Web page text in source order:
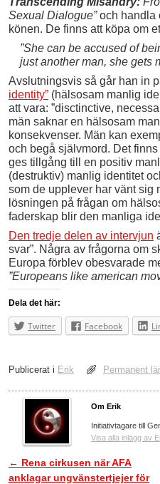
Sexual Dialogue”och handla
könen. De finns att köpa om
”She can be accused of
just another man, she gets
Avslutningsvis så går han in
identity” (hälsosam manlig
att vara: ”disctinctive,
män saknar en hälsosam
konsekvenser. Män kan
och begå självmord. Det
ges tillgång till en positiv
(destruktiv) manlig identitet
som de upplever har vänt sig
lösningen på frågan om
faderskap blir den manliga
Den tredje delen av intervjun
svar”. Några av frågorna om
Europa förblev obesvarade
”Europeans like american
Dela det här:
Twitter Facebook
Publicerat i Erik Permanent
Om Erik
Initiativtagare till
Visa alla inlägg av
Inläggsnavigering
← Rena cirkusen när AFA
anklagar ungvänstertjejer för